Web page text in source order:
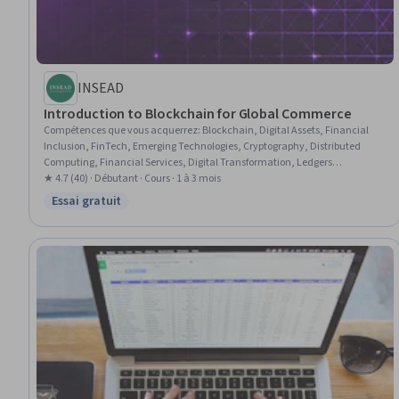
INSEAD
Introduction to Blockchain for Global Commerce
Compétences que vous acquerrez: Blockchain, Digital Assets, Financial
Inclusion, FinTech, Emerging Technologies, Cryptography, Distributed
Computing, Financial Services, Digital Transformation, Ledgers
(Accounting), Cryptographic Protocols, Network Security, Information
Privacy, Transaction Processing, General Ledger, Cost Reduction
★ 4.7 (40) · Débutant · Cours · 1 à 3 mois
Statut : Essai gratuit
Essai gratuit